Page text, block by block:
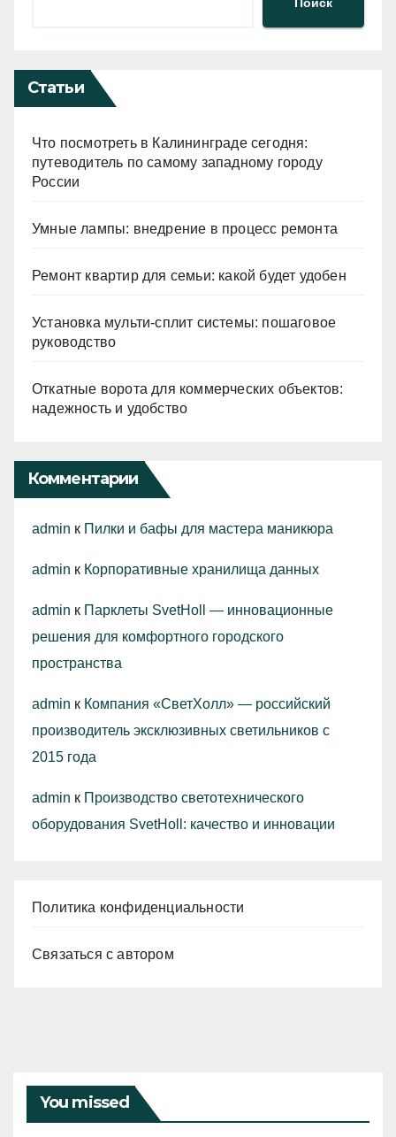
Поиск
Статьи
Что посмотреть в Калининграде сегодня:
путеводитель по самому западному городу
России
Умные лампы: внедрение в процесс ремонта
Ремонт квартир для семьи: какой будет удобен
Установка мульти-сплит системы: пошаговое
руководство
Откатные ворота для коммерческих объектов:
надежность и удобство
Комментарии
admin к Пилки и бафы для мастера маникюра
admin к Корпоративные хранилища данных
admin к Парклеты SvetHoll — инновационные
решения для комфортного городского
пространства
admin к Компания «СветХолл» — российский
производитель эксклюзивных светильников с
2015 года
admin к Производство светотехнического
оборудования SvetHoll: качество и инновации
Политика конфиденциальности
Связаться с автором
You missed